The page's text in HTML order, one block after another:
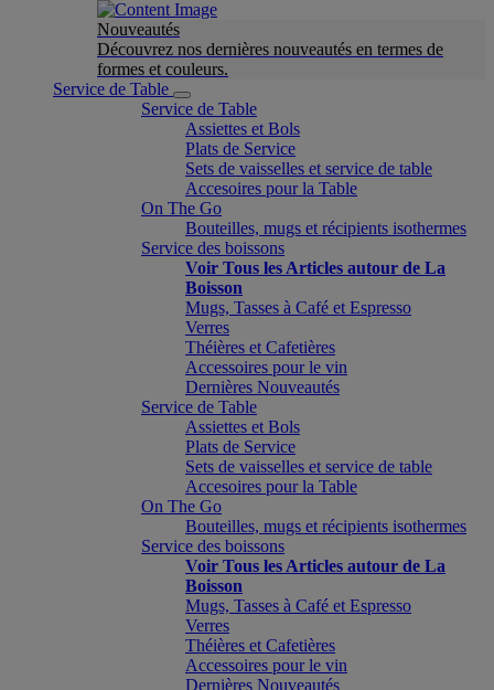
Nouveautés
Découvrez nos dernières nouveautés en termes de
formes et couleurs.
Service de Table
Service de Table
Assiettes et Bols
Plats de Service
Sets de vaisselles et service de table
Accesoires pour la Table
On The Go
Bouteilles, mugs et récipients isothermes
Service des boissons
Voir Tous les Articles autour de La
Boisson
Mugs, Tasses à Café et Espresso
Verres
Théières et Cafetières
Accessoires pour le vin
Dernières Nouveautés
Service de Table
Assiettes et Bols
Plats de Service
Sets de vaisselles et service de table
Accesoires pour la Table
On The Go
Bouteilles, mugs et récipients isothermes
Service des boissons
Voir Tous les Articles autour de La
Boisson
Mugs, Tasses à Café et Espresso
Verres
Théières et Cafetières
Accessoires pour le vin
Dernières Nouveautés